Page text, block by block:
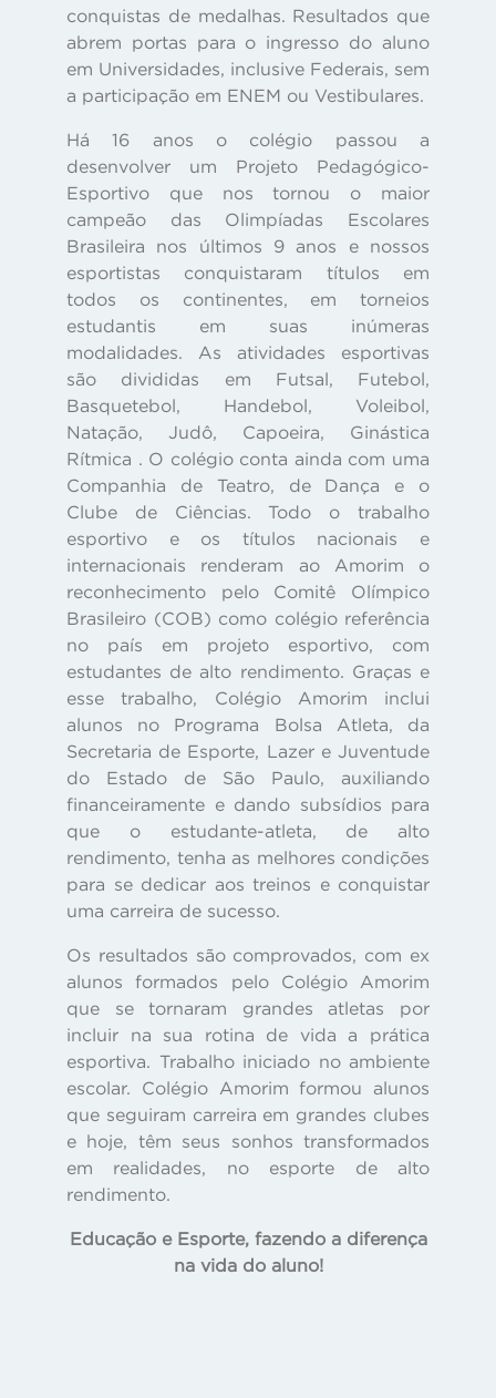
conquistas de medalhas. Resultados que
abrem portas para o ingresso do aluno
em Universidades, inclusive Federais, sem
a participação em ENEM ou Vestibulares.
Há 16 anos o colégio passou a
desenvolver um Projeto Pedagógico-
Esportivo que nos tornou o maior
campeão das Olimpíadas Escolares
Brasileira nos últimos 9 anos e nossos
esportistas conquistaram títulos em
todos os continentes, em torneios
estudantis em suas inúmeras
modalidades. As atividades esportivas
são divididas em Futsal, Futebol,
Basquetebol, Handebol, Voleibol,
Natação, Judô, Capoeira, Ginástica
Rítmica . O colégio conta ainda com uma
Companhia de Teatro, de Dança e o
Clube de Ciências. Todo o trabalho
esportivo e os títulos nacionais e
internacionais renderam ao Amorim o
reconhecimento pelo Comitê Olímpico
Brasileiro (COB) como colégio referência
no país em projeto esportivo, com
estudantes de alto rendimento. Graças e
esse trabalho, Colégio Amorim inclui
alunos no Programa Bolsa Atleta, da
Secretaria de Esporte, Lazer e Juventude
do Estado de São Paulo, auxiliando
financeiramente e dando subsídios para
que o estudante-atleta, de alto
rendimento, tenha as melhores condições
para se dedicar aos treinos e conquistar
uma carreira de sucesso.
Os resultados são comprovados, com ex
alunos formados pelo Colégio Amorim
que se tornaram grandes atletas por
incluir na sua rotina de vida a prática
esportiva. Trabalho iniciado no ambiente
escolar. Colégio Amorim formou alunos
que seguiram carreira em grandes clubes
e hoje, têm seus sonhos transformados
em realidades, no esporte de alto
rendimento.
Educação e Esporte, fazendo a diferença
na vida do aluno!